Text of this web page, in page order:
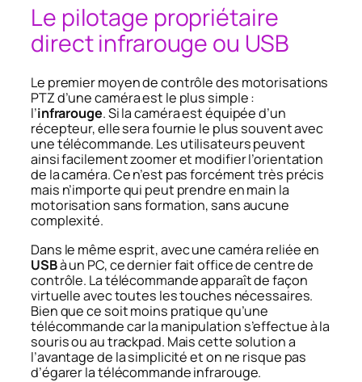
Le pilotage propriétaire
direct infrarouge ou USB
Le premier moyen de contrôle des motorisations
PTZ d’une caméra est le plus simple :
l’infrarouge. Si la caméra est équipée d’un
récepteur, elle sera fournie le plus souvent avec
une télécommande. Les utilisateurs peuvent
ainsi facilement zoomer et modifier l’orientation
de la caméra. Ce n’est pas forcément très précis
mais n’importe qui peut prendre en main la
motorisation sans formation, sans aucune
complexité.
Dans le même esprit, avec une caméra reliée en
USBà un PC, ce dernier fait office de centre de
contrôle. La télécommande apparaît de façon
virtuelle avec toutes les touches nécessaires.
Bien que ce soit moins pratique qu’une
télécommande car la manipulation s’effectue à la
souris ou au trackpad. Mais cette solution a
l’avantage de la simplicité et on ne risque pas
d’égarer la télécommande infrarouge.